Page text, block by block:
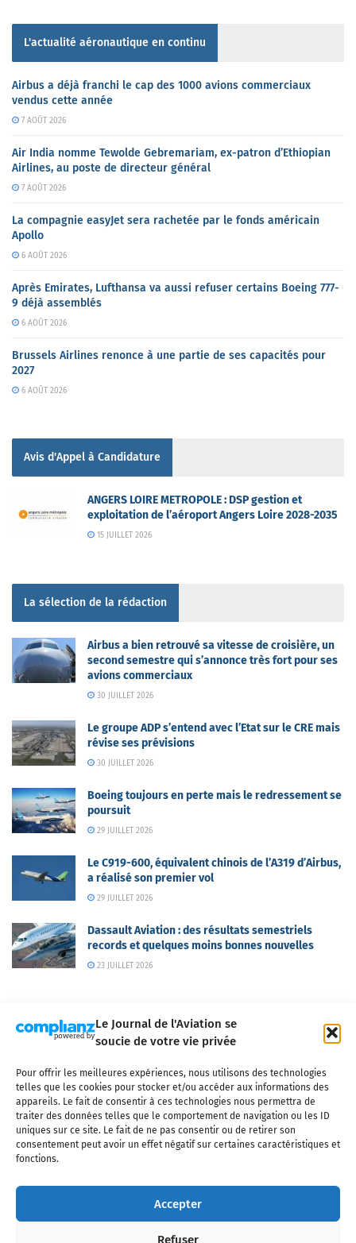
Le Journal de l'Aviation se
soucie de votre vie privée
Pour offrir les meilleures expériences, nous utilisons des technologies
telles que les cookies pour stocker et/ou accéder aux informations des
appareils. Le fait de consentir à ces technologies nous permettra de
traiter des données telles que le comportement de navigation ou les ID
uniques sur ce site. Le fait de ne pas consentir ou de retirer son
consentement peut avoir un effet négatif sur certaines caractéristiques et
fonctions.
Accepter
Refuser
L'actualité aéronautique en continu
Airbus a déjà franchi le cap des 1000 avions commerciaux
vendus cette année
7 AOÛT 2026
Air India nomme Tewolde Gebremariam, ex-patron d’Ethiopian
Airlines, au poste de directeur général
7 AOÛT 2026
La compagnie easyJet sera rachetée par le fonds américain
Apollo
6 AOÛT 2026
Après Emirates, Lufthansa va aussi refuser certains Boeing 777-
9 déjà assemblés
6 AOÛT 2026
Brussels Airlines renonce à une partie de ses capacités pour
2027
6 AOÛT 2026
Avis d'Appel à Candidature
ANGERS LOIRE METROPOLE : DSP gestion et
exploitation de l’aéroport Angers Loire 2028-2035
15 JUILLET 2026
La sélection de la rédaction
Airbus a bien retrouvé sa vitesse de croisière, un
second semestre qui s’annonce très fort pour ses
avions commerciaux
30 JUILLET 2026
Le groupe ADP s’entend avec l’Etat sur le CRE mais
révise ses prévisions
30 JUILLET 2026
Boeing toujours en perte mais le redressement se
poursuit
29 JUILLET 2026
Le C919-600, équivalent chinois de l’A319 d’Airbus,
a réalisé son premier vol
29 JUILLET 2026
Dassault Aviation : des résultats semestriels
records et quelques moins bonnes nouvelles
23 JUILLET 2026
Qui sommes-nous ? Nous contacter
Partenaires
Mentions légales
CGV Politique de confidentialité Cookies
l'industrie aéronautique, l'aviation commerciale, l'aviation d'affaires, les
services MRO et après-vente, le financement et la location d'aéronefs